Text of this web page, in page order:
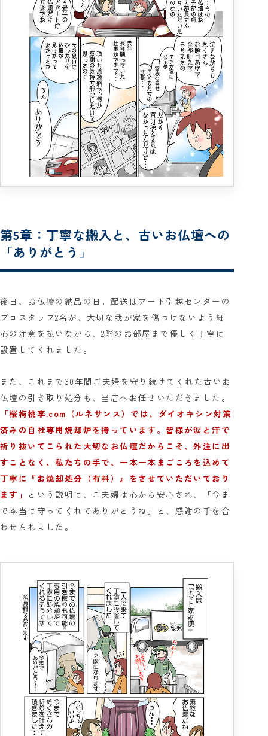
第5章：丁寧な搬入と、古いお仏壇への
「ありがとう」
後日、お仏壇の納品の日。配送はアート引越センターの
プロスタッフ2名が、大切な我が家を傷つけないよう細
心の注意を払いながら、2階のお部屋まで優しく丁寧に
設置してくれました。
また、これまで30年間ご夫婦を守り続けてくれた古いお
仏壇の引き取り処分も、当店へお任せいただきました。
「桜梅桃李.com（ルネサンス）では、ダイオキシン対策
済みの自社専用焼却炉を持っています。皆様が涙と汗で
祈り抜いてこられた大切なお仏壇だからこそ、外注に出
すことなく、私たちの手で、一本一本まごころを込めて
丁寧に『お焼却処分（有料）』をさせていただいており
ます」
という説明に、ご夫婦は心から安心され、「今ま
で本当に守ってくれてありがとうね」と、感謝の手を合
わせられました。